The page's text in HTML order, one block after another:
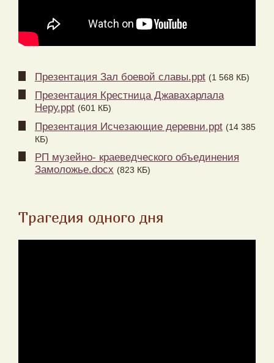
Презентация Зал боевой славы.ppt (1 568 КБ)
Презентация Крестница Джавахарлала
Неру.ppt (601 КБ)
Презентация Исчезающие деревни.ppt (14 385
КБ)
РП музейно- краеведческого объединения
Замоложье.docx (823 КБ)
Трагедия одного дня